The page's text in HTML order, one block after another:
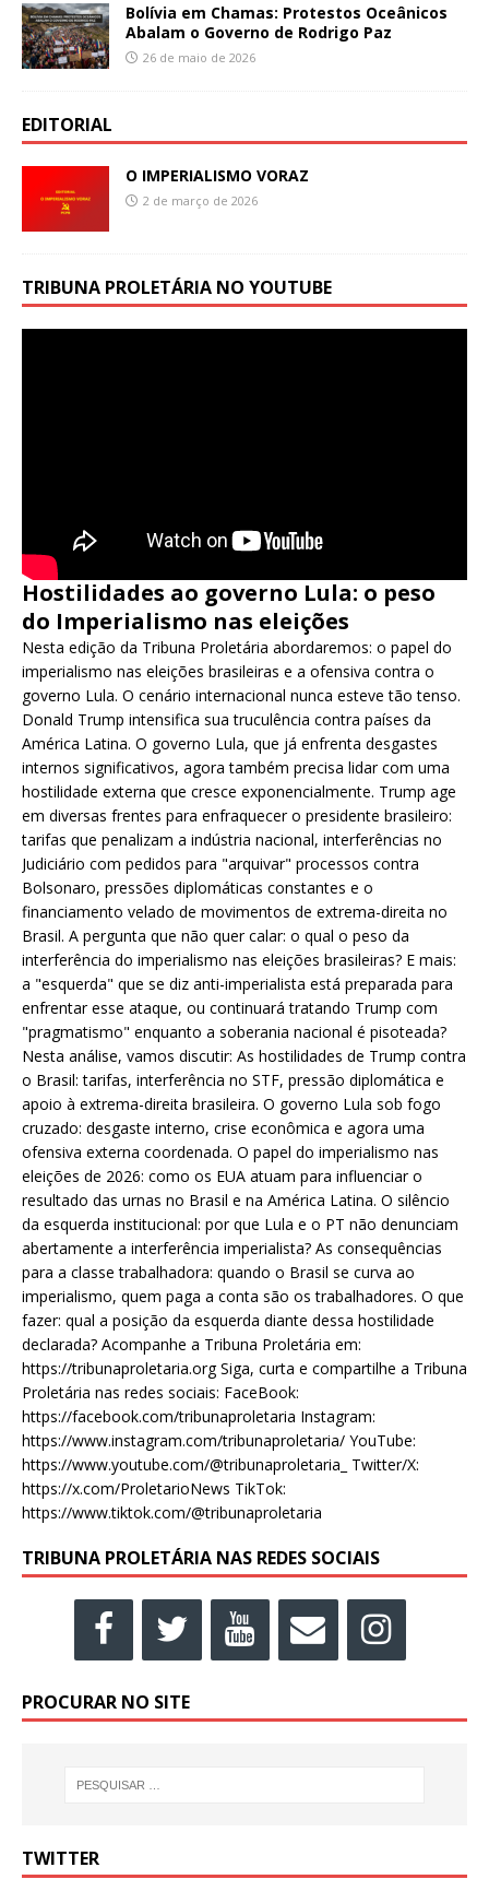
Bolívia em Chamas: Protestos Oceânicos
Abalam o Governo de Rodrigo Paz
26 de maio de 2026
EDITORIAL
O IMPERIALISMO VORAZ
2 de março de 2026
TRIBUNA PROLETÁRIA NO YOUTUBE
Hostilidades ao governo Lula: o peso
do Imperialismo nas eleições
Nesta edição da Tribuna Proletária abordaremos: o papel do
imperialismo nas eleições brasileiras e a ofensiva contra o
governo Lula. O cenário internacional nunca esteve tão tenso.
Donald Trump intensifica sua truculência contra países da
América Latina. O governo Lula, que já enfrenta desgastes
internos significativos, agora também precisa lidar com uma
hostilidade externa que cresce exponencialmente. Trump age
em diversas frentes para enfraquecer o presidente brasileiro:
tarifas que penalizam a indústria nacional, interferências no
Judiciário com pedidos para "arquivar" processos contra
Bolsonaro, pressões diplomáticas constantes e o
financiamento velado de movimentos de extrema-direita no
Brasil. A pergunta que não quer calar: o qual o peso da
interferência do imperialismo nas eleições brasileiras? E mais:
a "esquerda" que se diz anti-imperialista está preparada para
enfrentar esse ataque, ou continuará tratando Trump com
"pragmatismo" enquanto a soberania nacional é pisoteada?
Nesta análise, vamos discutir: As hostilidades de Trump contra
o Brasil: tarifas, interferência no STF, pressão diplomática e
apoio à extrema-direita brasileira. O governo Lula sob fogo
cruzado: desgaste interno, crise econômica e agora uma
ofensiva externa coordenada. O papel do imperialismo nas
eleições de 2026: como os EUA atuam para influenciar o
resultado das urnas no Brasil e na América Latina. O silêncio
da esquerda institucional: por que Lula e o PT não denunciam
abertamente a interferência imperialista? As consequências
para a classe trabalhadora: quando o Brasil se curva ao
imperialismo, quem paga a conta são os trabalhadores. O que
fazer: qual a posição da esquerda diante dessa hostilidade
declarada? Acompanhe a Tribuna Proletária em:
https://tribunaproletaria.org Siga, curta e compartilhe a Tribuna
Proletária nas redes sociais: FaceBook:
https://facebook.com/tribunaproletaria Instagram:
https://www.instagram.com/tribunaproletaria/ YouTube:
https://www.youtube.com/@tribunaproletaria_ Twitter/X:
https://x.com/ProletarioNews TikTok:
https://www.tiktok.com/@tribunaproletaria
TRIBUNA PROLETÁRIA NAS REDES SOCIAIS
PROCURAR NO SITE
TWITTER